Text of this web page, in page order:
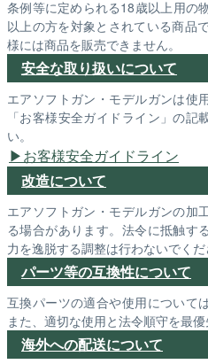
条例等に定められる18歳以上用の
以上の方を対象とされている商品
様には商品を販売できません。
安全な取り扱いについて
エアソフトガン・モデルガンは使
「お客様安全ガイドライン」の記
い。
お客様安全ガイドライン
改造について
エアソフトガン・モデルガンの加
る場合があります。法令に抵触す
力を逸脱する調整は行わないでくだ
パーツ等の互換性について
互換パーツの適合や使用について
また、適切な使用と法令順守を最優
海外への配送について